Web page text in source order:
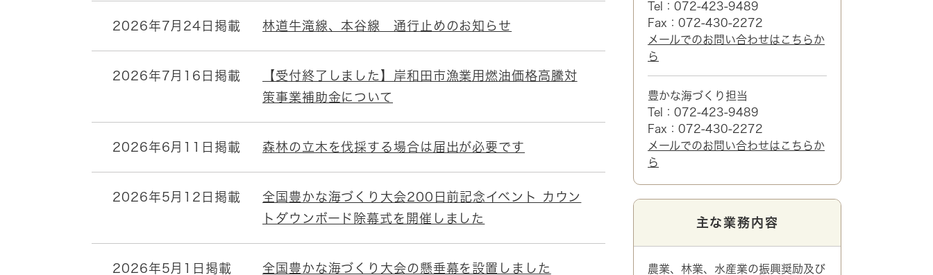
2026年7月24日掲載 林道牛滝線、本谷線 通行止めのお知らせ
2026年7月16日掲載
【受付終了しました】岸和田市漁業用燃油価格高騰対
策事業補助金について
2026年6月11日掲載 森林の立木を伐採する場合は届出が必要です
2026年5月12日掲載
全国豊かな海づくり大会200日前記念イベント カウン
トダウンボード除幕式を開催しました
2026年5月1日掲載 全国豊かな海づくり大会の懸垂幕を設置しました
Tel：072-423-9489
Fax：072-430-2272
メールでのお問い合わせはこちらか
ら
豊かな海づくり担当
Tel：072-423-9489
Fax：072-430-2272
メールでのお問い合わせはこちらか
ら
主な業務内容
農業、林業、水産業の振興奨励及び